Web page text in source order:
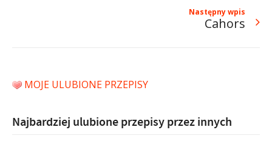
Następny wpis
Cahors
MOJE ULUBIONE PRZEPISY
Najbardziej ulubione przepisy przez innych